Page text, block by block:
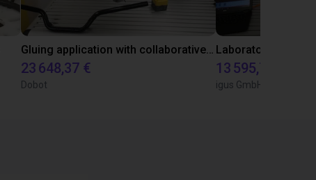
Gluing application with collaborative robot
23 648,37 €
Dobot
13 595,73 €
igus GmbH